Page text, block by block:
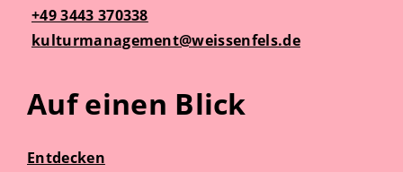
+49 3443 370338
kulturmanagement@weissenfels.de
Auf einen Blick
Entdecken